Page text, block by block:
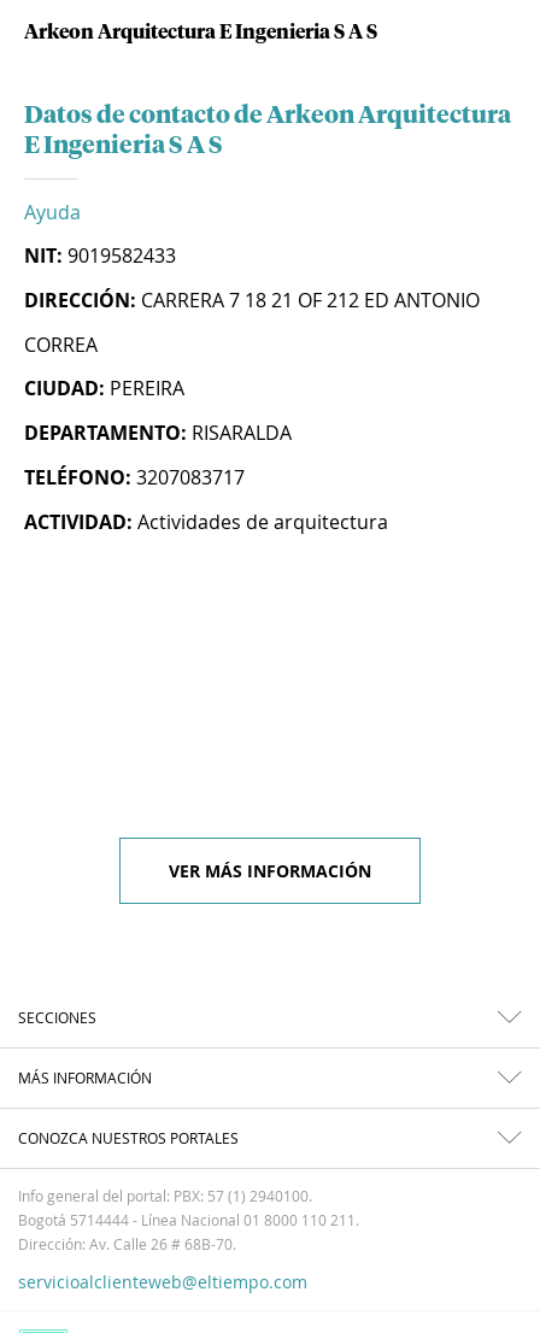
Arkeon Arquitectura E Ingenieria S A S
Datos de contacto de Arkeon Arquitectura
E Ingenieria S A S
Ayuda
NIT: 9019582433
DIRECCIÓN: CARRERA 7 18 21 OF 212 ED ANTONIO
CORREA
CIUDAD: PEREIRA
DEPARTAMENTO: RISARALDA
TELÉFONO: 3207083717
ACTIVIDAD: Actividades de arquitectura
VER MÁS INFORMACIÓN
SECCIONES
MÁS INFORMACIÓN
CONOZCA NUESTROS PORTALES
Info general del portal: PBX: 57 (1) 2940100.
Bogotá 5714444 - Línea Nacional 01 8000 110 211.
Dirección: Av. Calle 26 # 68B-70.
servicioalclienteweb@eltiempo.com